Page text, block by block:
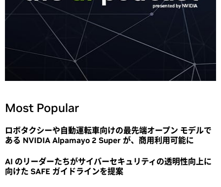
Most Popular
ロボタクシーや自動運転車向けの最先端オープン モデルで
ある NVIDIA Alpamayo 2 Super が、商用利用可能に
AI のリーダーたちがサイバーセキュリティの透明性向上に
向けた SAFE ガイドラインを提案